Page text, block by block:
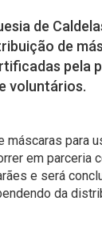
de
de
pela
voluntários.
máscaras para
em parceria
e será
da